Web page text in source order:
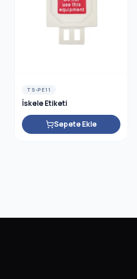
TS-PE11
İskele Etiketi
Sepete Ekle